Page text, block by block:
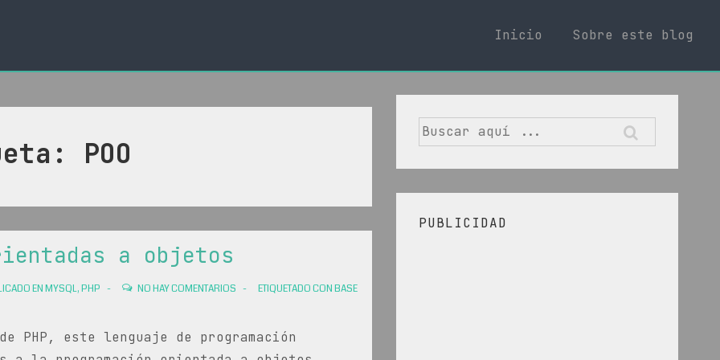
Inicio Sobre este blog
POO
a objetos
ENMYSQL,PHP NO HAY COMENTARIOS ETIQUETADO CONBASE
este lenguaje de programación
Buscar
por:
PUBLICIDAD